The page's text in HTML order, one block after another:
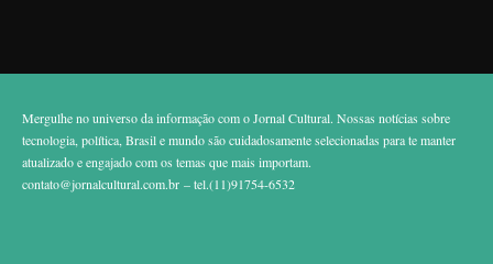
Mergulhe no universo da informação com o Jornal Cultural. Nossas notícias sobre
tecnologia, política, Brasil e mundo são cuidadosamente selecionadas para te manter
atualizado e engajado com os temas que mais importam.
contato@jornalcultural.com.br – tel.(11)91754-6532